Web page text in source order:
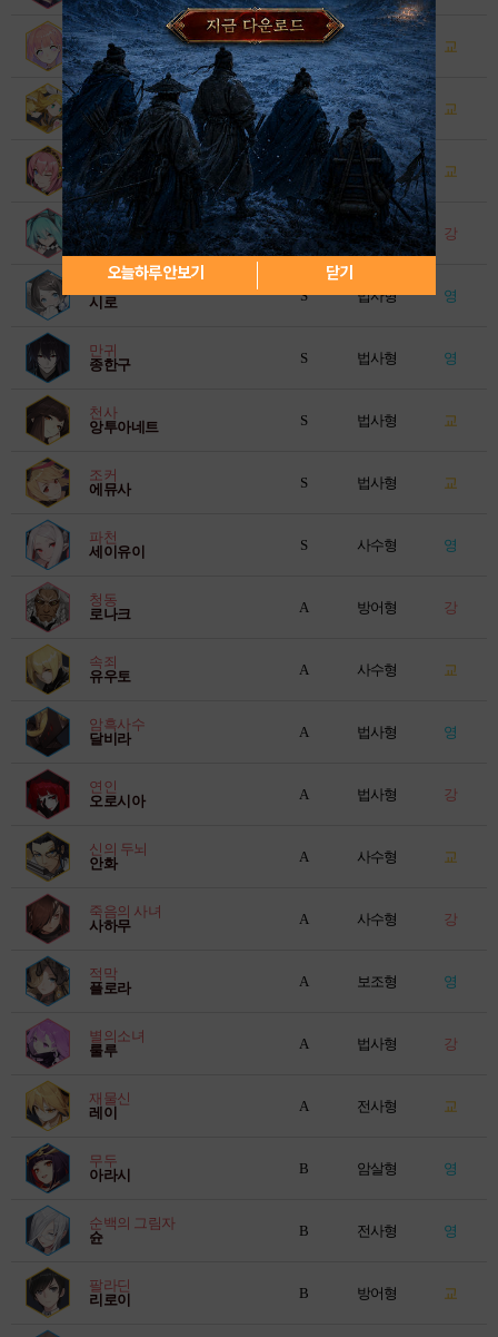
환상의 채색
리리코
S 법사형 교
구속의 소리
카가미네 린 · 렌
A 법사형 교
소리의 흐름
메구리네 루카
보조형 교
프로젝트 디바
하츠네 미쿠
S 사수형 강
시로
S 법사형 영
만귀
종한구
S 법사형 영
천사
앙투아네트
S 법사형 교
조커
에뮤사
S 법사형 교
파천
세이유이
S 사수형 영
청동
로나크
A 방어형 강
속죄
유우토
A 사수형 교
암흑사수
달비라
A 법사형 영
연인
오로시아
A 법사형 강
신의 두뇌
안화
A 사수형 교
죽음의 사녀
사하무
A 사수형 강
적막
플로라
A 보조형 영
별의소녀
룰루
A 법사형 강
재물신
레이
A 전사형 교
무두
아라시
B 암살형 영
순백의 그림자
슌
B 전사형 영
팔라딘
리로이
B 방어형 교
오늘하루 안보기 닫기